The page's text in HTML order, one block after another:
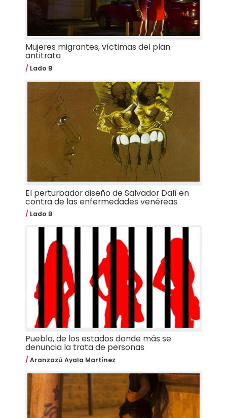
Mujeres migrantes, víctimas del plan
antitrata
Lado B
El perturbador diseño de Salvador Dalí en
contra de las enfermedades venéreas
Lado B
Puebla, de los estados donde más se
denuncia la trata de personas
Aranzazú Ayala Martínez